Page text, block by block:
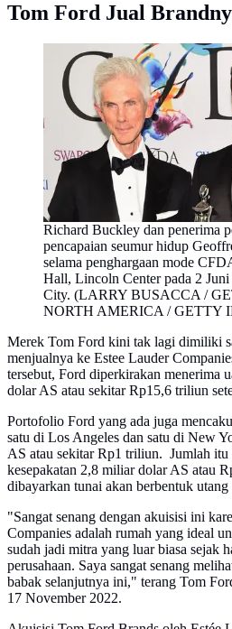
Tom Ford Jual
Richard Buckley dan penerima
pencapaian seumur hidup
selama penghargaan mode
Hall, Lincoln Center pada 2
City. (LARRY BUSACCA /
NORTH AMERICA / GETTY
Merek Tom Ford kini tak lagi dimiliki
menjualnya ke Estee Lauder
tersebut, Ford diperkirakan menerima
dolar AS atau sekitar Rp15,6 triliun
Portofolio Ford yang ada juga
satu di Los Angeles dan satu di New
AS atau sekitar Rp1 triliun. Jumlah itu
kesepakatan 2,8 miliar dolar AS atau
dibayarkan tunai akan berbentuk
"Sangat senang dengan akuisisi ini
Companies adalah rumah yang ideal
sudah jadi mitra yang luar biasa sejak
perusahaan. Saya sangat senang
babak selanjutnya ini," terang Tom
17 November 2022.